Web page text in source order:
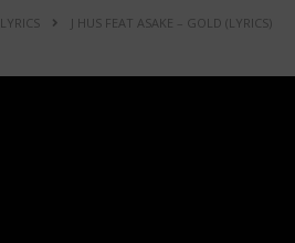
LYRICS J HUS FEAT ASAKE – GOLD (LYRICS)